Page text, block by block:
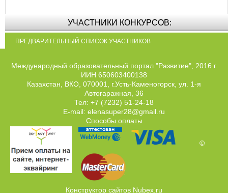
УЧАСТНИКИ КОНКУРСОВ:
ПРЕДВАРИТЕЛЬНЫЙ СПИСОК УЧАСТНИКОВ
Международный образовательный портал "Развитие", 2016 г.
ИИН 650603400138
Казахстан, ВКО, 070001, г.Усть-Каменогорск, ул. 1-я
Автогаражная, 36
Тел: +7 (7232) 51-24-18
E-mail: elenasuper28@gmail.ru
Способы оплаты
©
Конструктор сайтов Nubex.ru